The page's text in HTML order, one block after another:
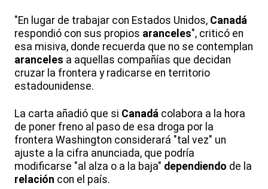
"En lugar de trabajar con Estados Unidos, Canadá
respondió con sus propios aranceles", criticó en
esa misiva, donde recuerda que no se contemplan
aranceles a aquellas compañías que decidan
cruzar la frontera y radicarse en territorio
estadounidense.
La carta añadió que si Canadá colabora a la hora
de poner freno al paso de esa droga por la
frontera Washington considerará "tal vez" un
ajuste a la cifra anunciada, que podría
modificarse "al alza o a la baja" dependiendo de la
relación con el país.